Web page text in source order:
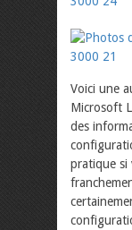
Voici une
Microsoft
des
pratique si